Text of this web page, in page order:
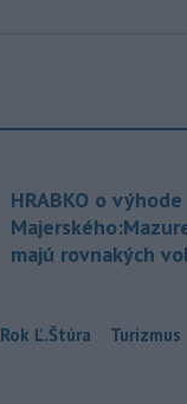
HRABKO o výhode
majú rovnakých
Rok Ľ.Štúra Turizmus